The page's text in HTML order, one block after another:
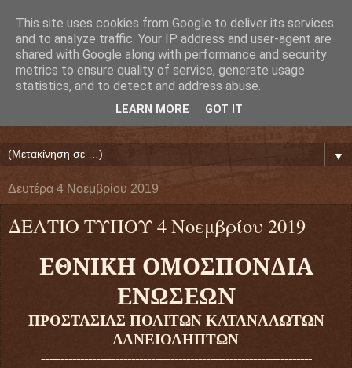
Ευάγγελος Κρητικός
ΠΡΟΕΔΡΟΣ ΕΘΝΙΚΗΣ ΟΜΟΣΠΟΝΔΙΑΣ ΔΑΝΕΙΟΛΗΠΤΩΝ
▼
Δευτέρα 4 Νοεμβρίου 2019
ΔΕΛΤΙΟ ΤΥΠΟΥ 4 Νοεμβρίου 2019
ΕΘΝΙΚΗ ΟΜΟΣΠΟΝΔΙΑ
ΕΝΩΣΕΩΝ
ΠΡΟΣΤΑΣΙΑΣ ΠΟΛΙΤΩΝ ΚΑΤΑΝΑΛΩΤΩΝ
ΔΑΝΕΙΟΛΗΠΤΩΝ
---------------------------------------------------------------------
This site uses cookies from Google to deliver its services
and to analyze traffic. Your IP address and user-agent are
shared with Google along with performance and security
metrics to ensure quality of service, generate usage
statistics, and to detect and address abuse.
LEARN MORE GOT IT